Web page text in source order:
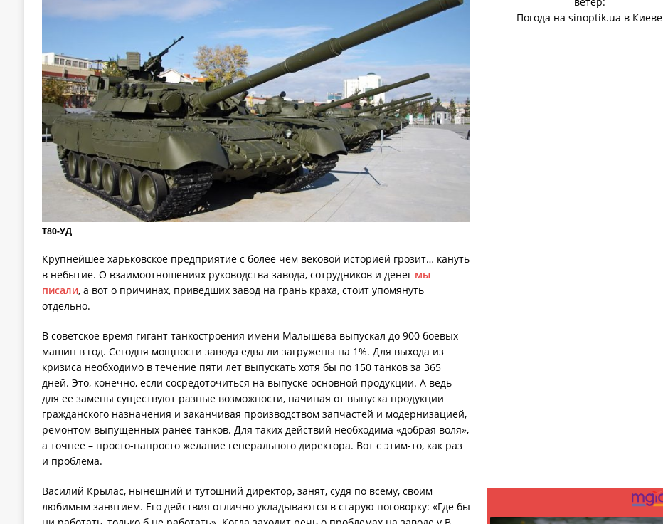
Т80-УД
Крупнейшее харьковское предприятие с более чем вековой историей грозит… кануть
в небытие. О взаимоотношениях руководства завода, сотрудников и денег мы
писали, а вот о причинах, приведших завод на грань краха, стоит упомянуть
отдельно.
В советское время гигант танкостроения имени Малышева выпускал до 900 боевых
машин в год. Сегодня мощности завода едва ли загружены на 1%. Для выхода из
кризиса необходимо в течение пяти лет выпускать хотя бы по 150 танков за 365
дней. Это, конечно, если сосредоточиться на выпуске основной продукции. А ведь
для ее замены существуют разные возможности, начиная от выпуска продукции
гражданского назначения и заканчивая производством запчастей и модернизацией,
ремонтом выпущенных ранее танков. Для таких действий необходима «добрая воля»,
а точнее – просто-напросто желание генерального директора. Вот с этим-то, как раз
и проблема.
Василий Крылас, нынешний и тутошний директор, занят, судя по всему, своим
любимым занятием. Его действия отлично укладываются в старую поговорку: «Где бы
Погода наsinoptik.ua в Киеве